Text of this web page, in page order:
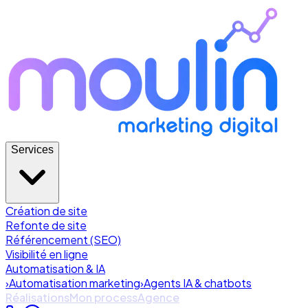
Services
Création de site
Refonte de site
Référencement (SEO)
Visibilité en ligne
Automatisation & IA
›Automatisation marketing›Agents IA & chatbots
RéalisationsMon processAgence